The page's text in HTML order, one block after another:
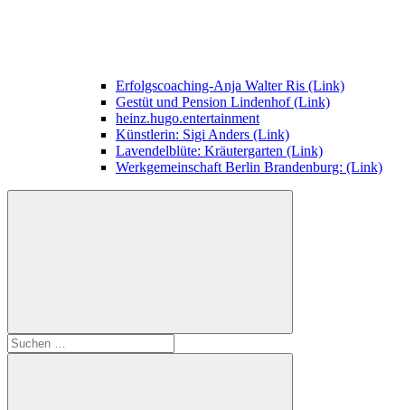
Erfolgscoaching-Anja Walter Ris (Link)
Gestüt und Pension Lindenhof (Link)
heinz.hugo.entertainment
Künstlerin: Sigi Anders (Link)
Lavendelblüte: Kräutergarten (Link)
Werkgemeinschaft Berlin Brandenburg: (Link)
Suchen
nach: